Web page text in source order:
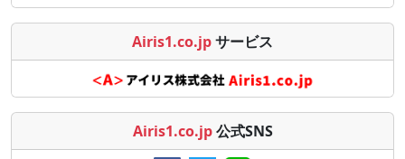
Airis1.co.jpサービス
Airis1.co.jp 公式SNS